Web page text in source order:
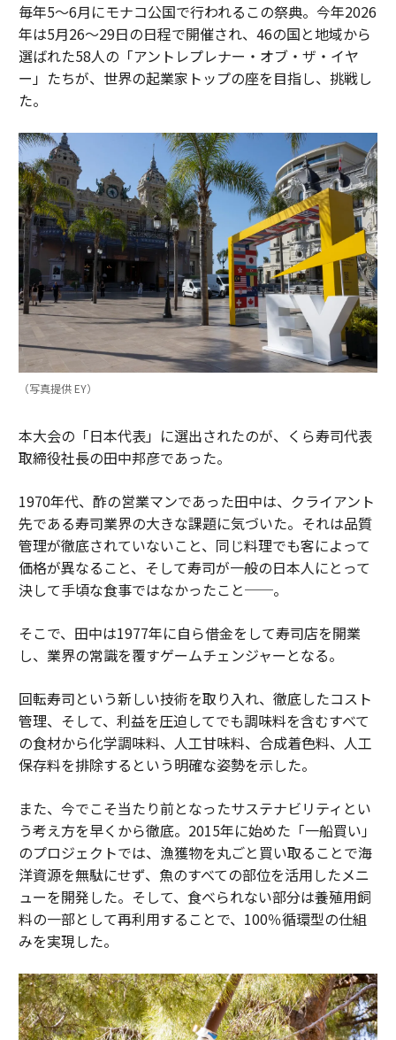
毎年5〜6月にモナコ公国で行われるこの祭典。今年2026
年は5月26〜29日の日程で開催され、46の国と地域から
選ばれた58人の「アントレプレナー・オブ・ザ・イヤ
ー」たちが、世界の起業家トップの座を目指し、挑戦し
た。
（写真提供 EY）
本大会の「日本代表」に選出されたのが、くら寿司代表
取締役社長の田中邦彦であった。
1970年代、酢の営業マンであった田中は、クライアント
先である寿司業界の大きな課題に気づいた。それは品質
管理が徹底されていないこと、同じ料理でも客によって
価格が異なること、そして寿司が一般の日本人にとって
決して手頃な食事ではなかったこと──。
そこで、田中は1977年に自ら借金をして寿司店を開業
し、業界の常識を覆すゲームチェンジャーとなる。
回転寿司という新しい技術を取り入れ、徹底したコスト
管理、そして、利益を圧迫してでも調味料を含むすべて
の食材から化学調味料、人工甘味料、合成着色料、人工
保存料を排除するという明確な姿勢を示した。
また、今でこそ当たり前となったサステナビリティとい
う考え方を早くから徹底。2015年に始めた「一船買い」
のプロジェクトでは、漁獲物を丸ごと買い取ることで海
洋資源を無駄にせず、魚のすべての部位を活用したメニ
ューを開発した。そして、食べられない部分は養殖用飼
料の一部として再利用することで、100％循環型の仕組
みを実現した。